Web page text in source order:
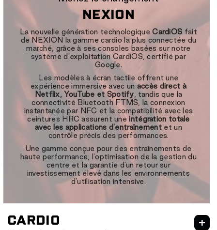
NEXION
La nouvelle génération technologiqueCardiOS fait
de NEXION la gamme cardio la plus connectée du
marché, grâce à ses consoles basées sur notre
système d'exploitation CardiOS, certifié par
Google.
Les modèles à écran tactile offrent une
expérience immersive avec unaccès direct à
Netflix, YouTube et Spotify , tandis que la
connectivité Bluetooth FTMS, la connexion
instantanée par NFC et la compatibilité avec les
ceintures HRC assurent uneintégration totale
avec les applications d'entraînement et un
contrôle précis des performances.
Une gamme conçue pour des entraînements de
haute performance, l'optimisation de la gestion du
centre et la garantie d'un retour sur
investissement élevé dans les environnements
d'utilisation intensive.
CARDIO